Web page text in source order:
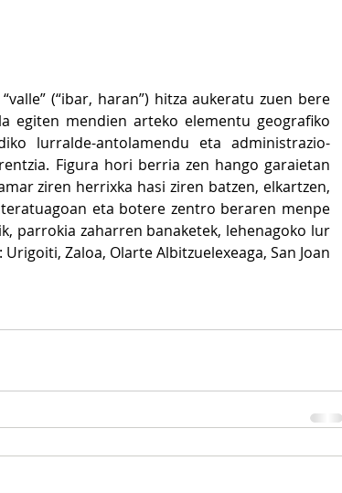
(“ibar, haran”) hitza aukeratu zuen bere
egiten mendien arteko elementu geografiko
lurralde-antolamendu eta administrazio-
Figura hori berria zen hango garaietan
ziren herrixka hasi ziren batzen, elkartzen,
eta botere zentro beraren menpe
parrokia zaharren banaketek, lehenagoko lur
Zaloa, Olarte Albitzuelexeaga, San Joan